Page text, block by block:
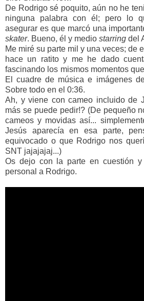
De Rodrigo sé poquito, aún no he
ninguna palabra con él; pero lo
asegurar es que marcó una
skater. Bueno, él y medio starring del
Me miré su parte mil y una veces; de
hace un ratito y me he dado
fascinando los mismos momentos
El cuadre de música e imágenes
Sobre todo en el 0:36.
Ah, y viene con cameo incluido de
más se puede pedir!? (De pequeño
cameos y movidas así...
Jesús aparecía en esa parte,
equivocado o que Rodrigo nos
SNT jajajajaj...)
Os dejo con la parte en cuestión y
personal a Rodrigo.